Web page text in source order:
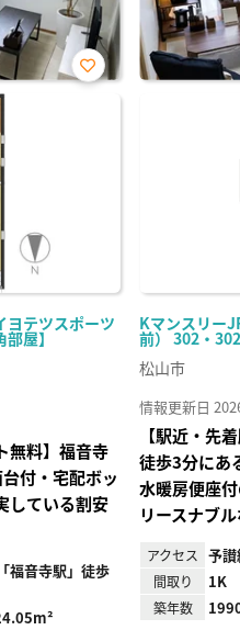
ヨテツスポーツ
屋】
お気
無料】福音寺
付・宅配ボッ
している割安
福音寺駅」徒歩
Kマンスリー
前） 302・
松山市
情報更新日
【駅近・先
徒歩3分にあ
水暖房便座
リースナブル
アクセス 予讃
間取り 1K
築年数